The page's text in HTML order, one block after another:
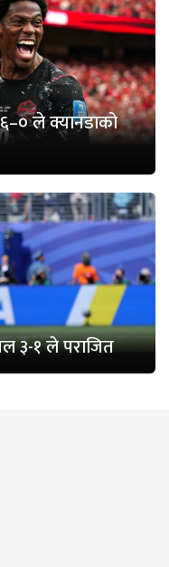
ले क्यानडाको
३-१ ले पराजित